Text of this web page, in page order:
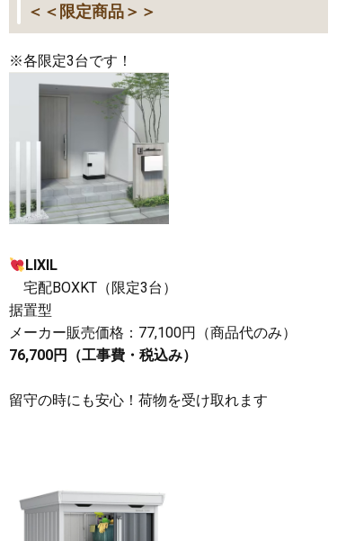
＜＜限定商品＞＞
※各限定3台です！
LIXIL
宅配BOXKT（限定3台）
据置型
メーカー販売価格：77,100円（商品代のみ）
76,700円（工事費・税込み）
留守の時にも安心！荷物を受け取れます